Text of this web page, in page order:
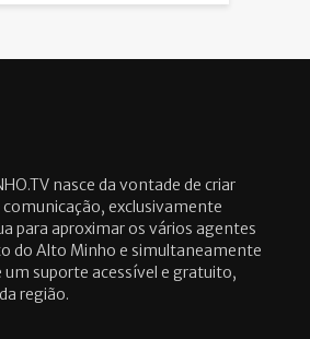
nasce da vontade de criar
exclusivamente
para aproximar os vários agentes
do Alto Minho e simultaneamente
um suporte acessível e gratuito,
região.